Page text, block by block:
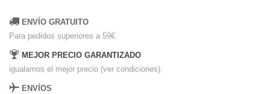
ENVÍO GRATUITO
Para pedidos superiores a 59€.
MEJOR PRECIO GARANTIZADO
igualamos el mejor precio (ver condiciones).
ENVÍOS